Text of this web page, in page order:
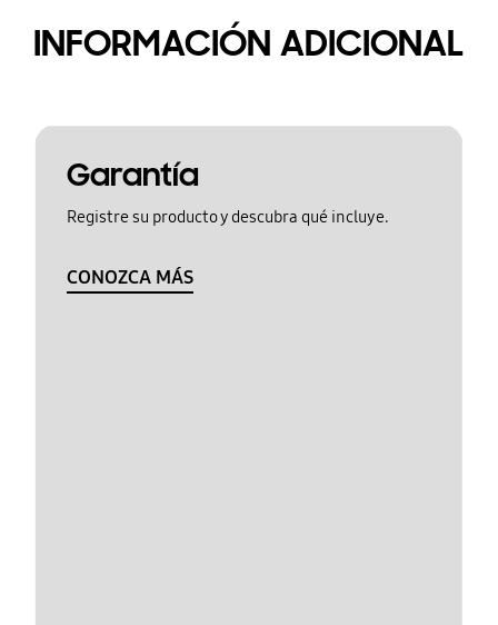
INFORMACIÓN ADICIONAL
Garantía
Registre su producto y descubra qué incluye.
CONOZCA MÁS